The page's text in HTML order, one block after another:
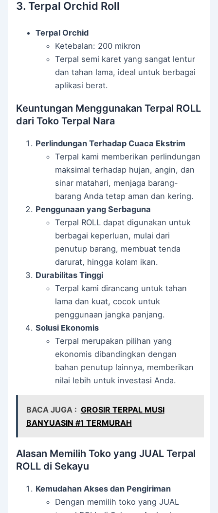
3. Terpal Orchid Roll
Terpal Orchid
Ketebalan: 200 mikron
Terpal semi karet yang sangat lentur
dan tahan lama, ideal untuk berbagai
aplikasi berat.
Keuntungan Menggunakan Terpal ROLL
dari Toko Terpal Nara
Perlindungan Terhadap Cuaca Ekstrim
Terpal kami memberikan perlindungan
maksimal terhadap hujan, angin, dan
sinar matahari, menjaga barang-
barang Anda tetap aman dan kering.
Penggunaan yang Serbaguna
Terpal ROLL dapat digunakan untuk
berbagai keperluan, mulai dari
penutup barang, membuat tenda
darurat, hingga kolam ikan.
Durabilitas Tinggi
Terpal kami dirancang untuk tahan
lama dan kuat, cocok untuk
penggunaan jangka panjang.
Solusi Ekonomis
Terpal merupakan pilihan yang
ekonomis dibandingkan dengan
bahan penutup lainnya, memberikan
nilai lebih untuk investasi Anda.
BACA JUGA : GROSIR TERPAL MUSI
BANYUASIN #1 TERMURAH
Alasan Memilih Toko yang JUAL Terpal
ROLL di Sekayu
Kemudahan Akses dan Pengiriman
Dengan memilih toko yang JUAL